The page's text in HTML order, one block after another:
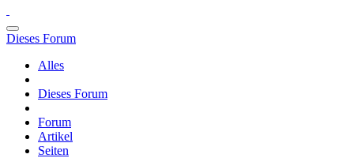
Dieses Forum
Alles
Dieses Forum
Forum
Artikel
Seiten